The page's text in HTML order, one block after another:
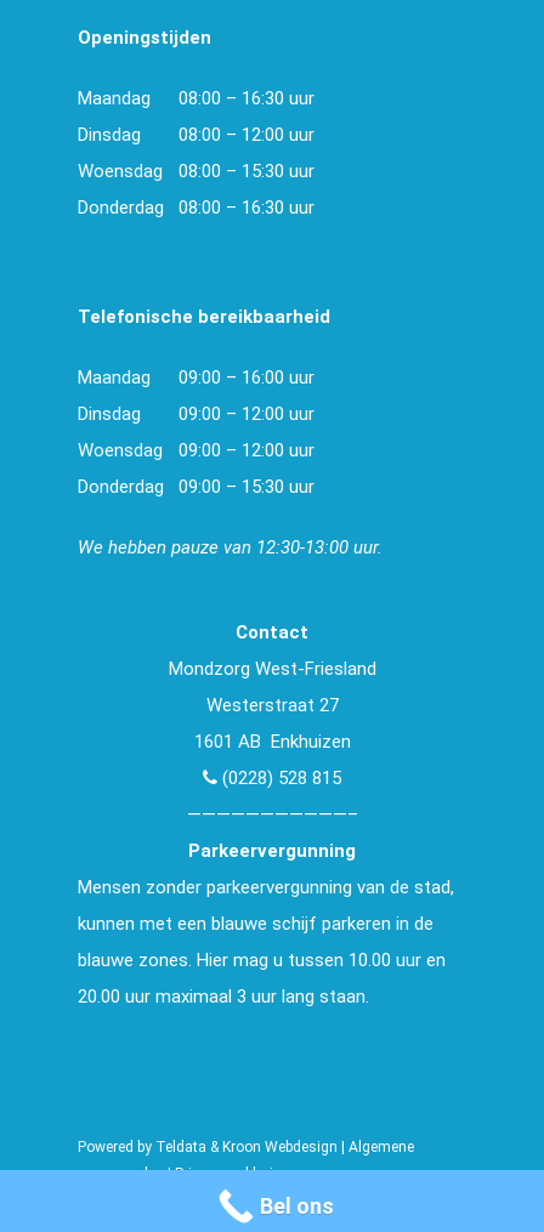
Openingstijden
Maandag
08:00 – 16:30 uur
Dinsdag
08:00 – 12:00 uur
Woensdag
08:00 – 15:30 uur
Donderdag
08:00 – 16:30 uur
Telefonische bereikbaarheid
Maandag
09:00 – 16:00 uur
Dinsdag
09:00 – 12:00 uur
Woensdag
09:00 – 12:00 uur
Donderdag
09:00 – 15:30 uur
We hebben pauze van 12:30-13:00 uur.
Contact
Mondzorg West-Friesland
Westerstraat 27
1601 AB Enkhuizen
(0228) 528 815
———————————–
Parkeervergunning
Mensen zonder parkeervergunning van de stad,
kunnen met een blauwe schijf parkeren in de
blauwe zones. Hier mag u tussen 10.00 uur en
20.00 uur maximaal 3 uur lang staan.
Powered by Teldata & Kroon Webdesign
Algemene
voorwaarden|Privacy verklaring
Bel ons